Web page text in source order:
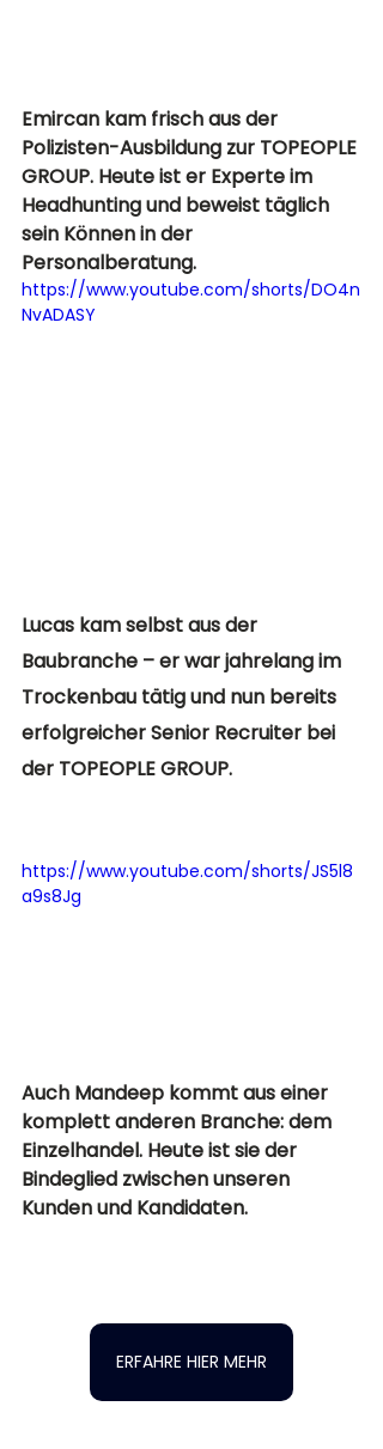
Emircan kam frisch aus der
Polizisten-Ausbildung zur TOPEOPLE
GROUP. Heute ist er Experte im
Headhunting und beweist täglich
sein Können in der
Personalberatung.
https://www.youtube.com/shorts/DO4n
NvADASY
Lucas kam selbst aus der
Baubranche – er war jahrelang im
Trockenbau tätig und nun bereits
erfolgreicher Senior Recruiter bei
der TOPEOPLE GROUP.
https://www.youtube.com/shorts/JS5l8
a9s8Jg
Auch Mandeep kommt aus einer
komplett anderen Branche: dem
Einzelhandel. Heute ist sie der
Bindeglied zwischen unseren
Kunden und Kandidaten.
ERFAHRE HIER MEHR